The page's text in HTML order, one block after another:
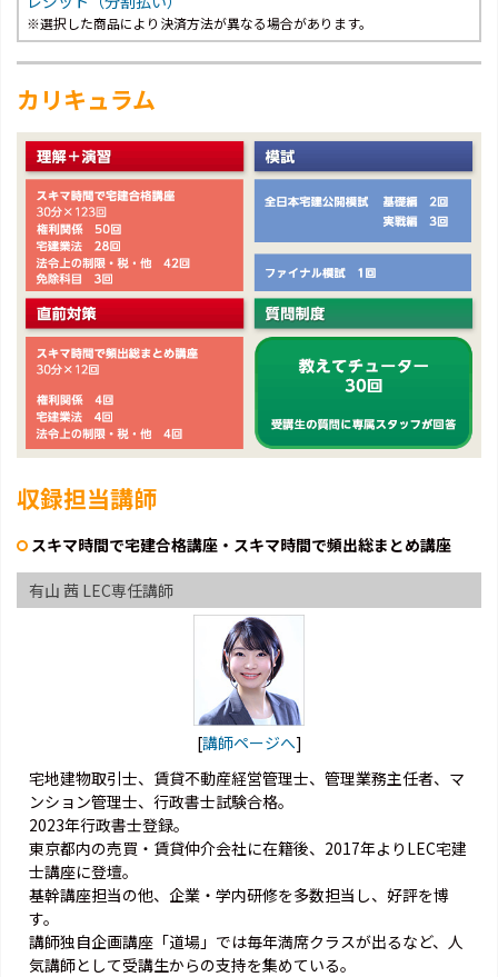
※選択した商品により決済方法が異なる場合があります。
カリキュラム
収録担当講師
スキマ時間で宅建合格講座・スキマ時間で頻出総まとめ講座
有山 茜 LEC専任講師
[講師ページへ]
宅地建物取引士、賃貸不動産経営管理士、管理業務主任者、マ
ンション管理士、行政書士試験合格。
2023年行政書士登録。
東京都内の売買・賃貸仲介会社に在籍後、2017年よりLEC宅建
士講座に登壇。
基幹講座担当の他、企業・学内研修を多数担当し、好評を博
す。
講師独自企画講座「道場」では毎年満席クラスが出るなど、人
気講師として受講生からの支持を集めている。